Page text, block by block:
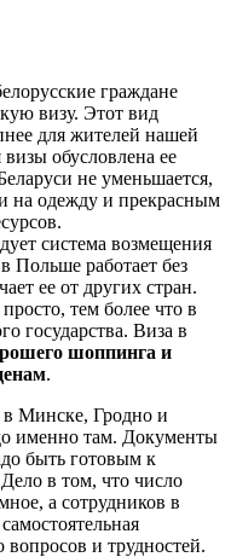
граждане
визу. Этот вид
для жителей нашей
обусловлена ее
не уменьшается,
на одежду и прекрасным
система возмещения
Польше работает без
ее от других стран.
тем более что в
государства. Виза в
шоппинга и
.
в Минске, Гродно и
именно там. Документы
быть готовым к
в том, что число
а сотрудников в
и трудностей.